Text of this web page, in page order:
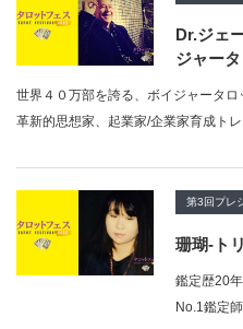
Dr.ジェ
ジャー
世界４０万部を誇る、ボイジャータロ
革新的思想家、起業家/企業家育成
第3回プレ
珊瑚-ト
鑑定歴20
No.1鑑定